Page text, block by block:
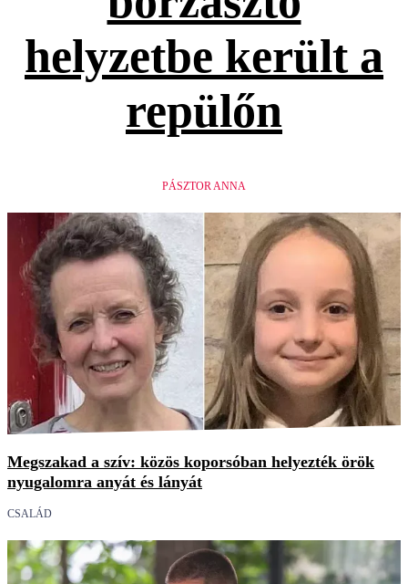
helyzetbe került a
repülőn
PÁSZTOR ANNA
Megszakad a szív: közös koporsóban helyezték örök
nyugalomra anyát és lányát
CSALÁD